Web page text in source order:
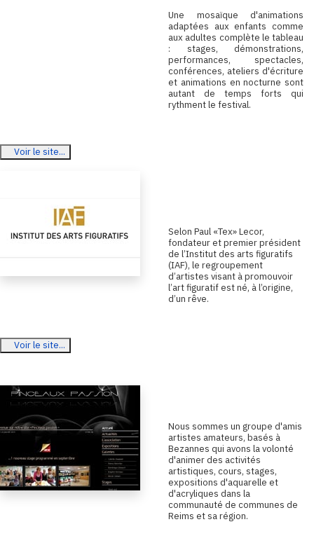
Une mosaïque d'animations
adaptées aux enfants comme
aux adultes complète le tableau
: stages, démonstrations,
performances, spectacles,
conférences, ateliers d'écriture
et animations en nocturne sont
autant de temps forts qui
rythment le festival.
Voir le site...
Selon Paul «Tex» Lecor,
fondateur et premier président
de l’Institut des arts figuratifs
(IAF), le regroupement
d’artistes visant à promouvoir
l’art figuratif est né, à l’origine,
d’un rêve.
Voir le site...
Nous sommes un groupe d'amis
artistes amateurs, basés à
Bezannes qui avons la volonté
d'animer des activités
artistiques, cours, stages,
expositions d'aquarelle et
d'acryliques dans la
communauté de communes de
Reims et sa région.